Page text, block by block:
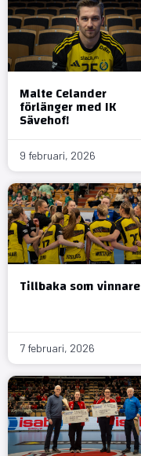
Malte Celander
förlänger med IK
Sävehof!
9 februari, 2026
Tillbaka som vinnare
7 februari, 2026